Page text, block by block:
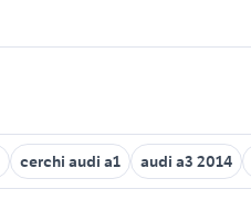
cerchi audi a1 audi a3 2014